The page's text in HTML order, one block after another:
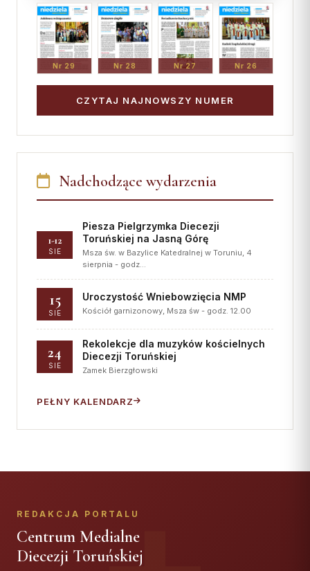
Nr 29 Nr 28 Nr 27 Nr 26
CZYTAJ NAJNOWSZY NUMER
Nadchodzące wydarzenia
1-12
SIE
Piesza Pielgrzymka Diecezji
Toruńskiej na Jasną Górę
Msza św. w Bazylice Katedralnej w Toruniu, 4
sierpnia - godz…
15
SIE
Uroczystość Wniebowzięcia NMP
Kościół garnizonowy, Msza św - godz. 12.00
24
SIE
Rekolekcje dla muzyków kościelnych
Diecezji Toruńskiej
Zamek Bierzgłowski
PEŁNY KALENDARZ
REDAKCJA PORTALU
Centrum Medialne
Diecezji Toruńskiej